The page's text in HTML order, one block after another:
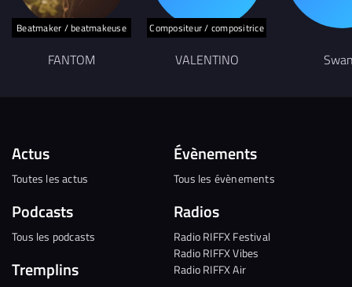
Beatmaker / beatmakeuse
FANTOM
Compositeur / compositrice
VALENTINO
Actus
Toutes les actus
Podcasts
Tous les podcasts
Tremplins
Évènements
Tous les évènements
Radios
Radio RIFFX Festival
Radio RIFFX Vibes
Radio RIFFX Air